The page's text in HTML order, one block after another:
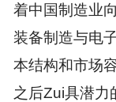
着中国制造业
装备制造与电
本结构和市场
之后Zui具潜力